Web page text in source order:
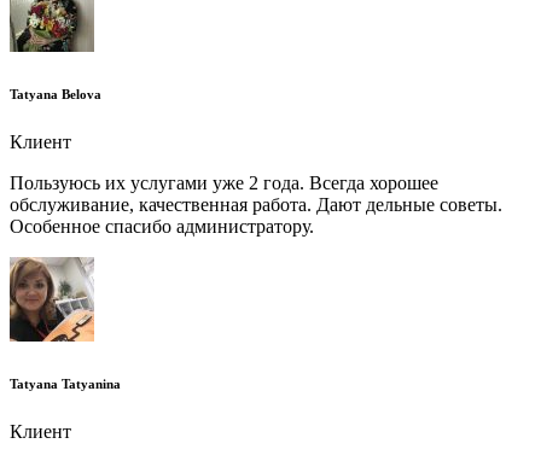
Tatyana Belova
Клиент
Пользуюсь их услугами уже 2 года. Всегда хорошее
обслуживание, качественная работа. Дают дельные советы.
Особенное спасибо администратору.
Tatyana Tatyanina
Клиент